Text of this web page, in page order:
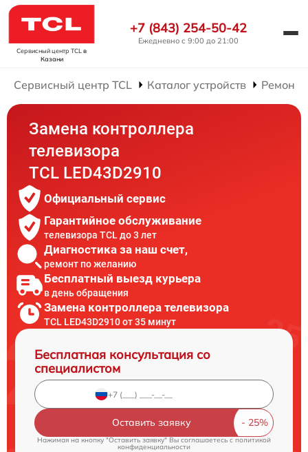
Сервисный центр TCL в
Казани
+7 (843) 254-50-42
Ежедневно с 9:00 до 21:00
Сервисный центр TCL Каталог устройств Ремонт
Замена контроллера
телевизора
TCL LED43D2910
Официальный сервис
Гарантийное обслуживание
телевизора TCL до 3 лет
Диагностика за наш счет,
ремонт по желанию
Бесплатный выезд курьера
в день обращения
Замена контроллера телевизора
TCL LED43D2910 от 35 минут
Бесплатная консультация со
специалистом
Оставить заявку
Нажимая на кнопку "Оставить заявку" Вы соглашаетесь cполитикой
конфиденциальности